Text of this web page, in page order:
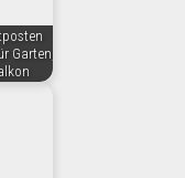
Garten,